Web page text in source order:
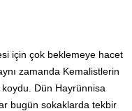
için çok beklemeye hacet
zamanda Kemalistlerin
Dün Hayrünnisa
bugün sokaklarda tekbir